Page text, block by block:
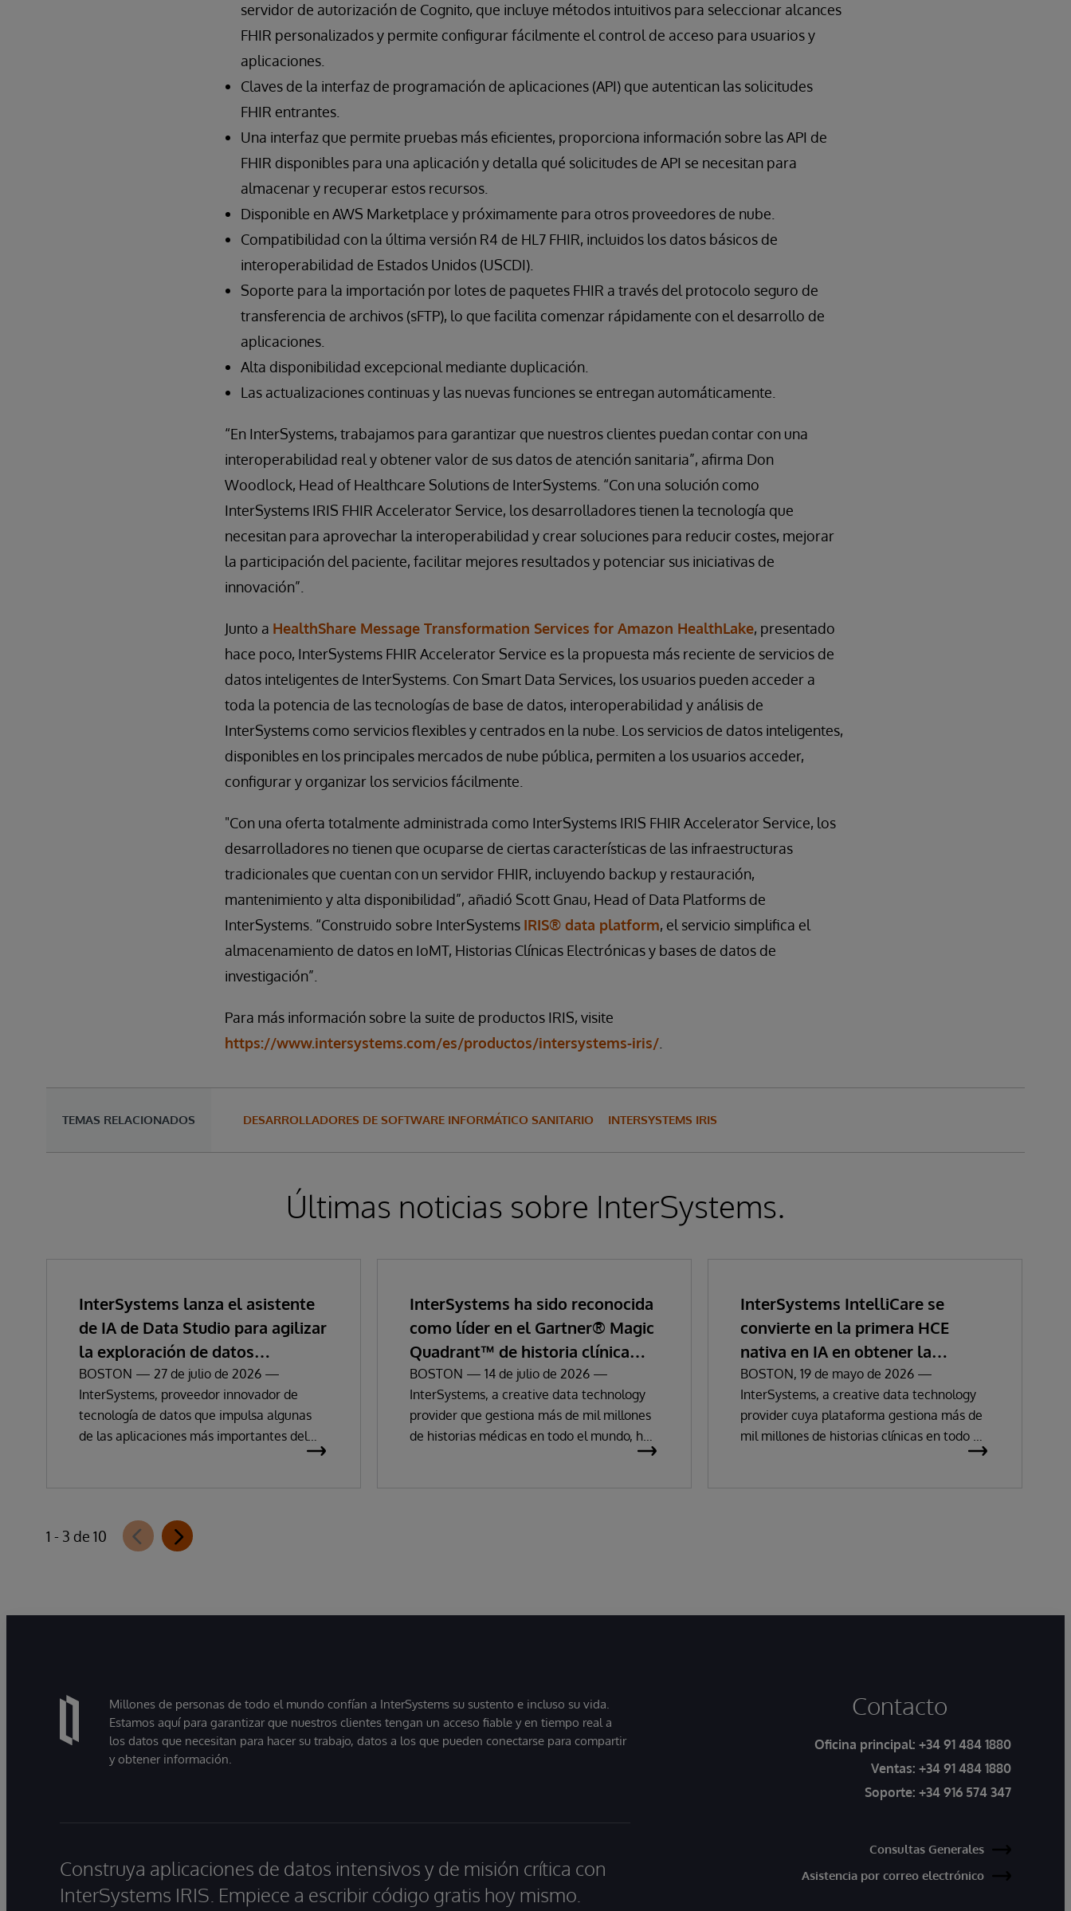
servidor de autorización de Cognito, que incluye métodos intuitivos para seleccionar alcances
FHIR personalizados y permite configurar fácilmente el control de acceso para usuarios y
aplicaciones.
Claves de la interfaz de programación de aplicaciones (API) que autentican las solicitudes
FHIR entrantes.
Una interfaz que permite pruebas más eficientes, proporciona información sobre las API de
FHIR disponibles para una aplicación y detalla qué solicitudes de API se necesitan para
almacenar y recuperar estos recursos.
Disponible en AWS Marketplace y próximamente para otros proveedores de nube.
Compatibilidad con la última versión R4 de HL7 FHIR, incluidos los datos básicos de
interoperabilidad de Estados Unidos (USCDI).
Soporte para la importación por lotes de paquetes FHIR a través del protocolo seguro de
transferencia de archivos (sFTP), lo que facilita comenzar rápidamente con el desarrollo de
aplicaciones.
Alta disponibilidad excepcional mediante duplicación.
Las actualizaciones continuas y las nuevas funciones se entregan automáticamente.
“En InterSystems, trabajamos para garantizar que nuestros clientes puedan contar con una
interoperabilidad real y obtener valor de sus datos de atención sanitaria”, afirma Don
Woodlock, Head of Healthcare Solutions de InterSystems. “Con una solución como
InterSystems IRIS FHIR Accelerator Service, los desarrolladores tienen la tecnología que
necesitan para aprovechar la interoperabilidad y crear soluciones para reducir costes, mejorar
la participación del paciente, facilitar mejores resultados y potenciar sus iniciativas de
innovación”.
Junto a HealthShare Message Transformation Services for Amazon HealthLake, presentado
hace poco, InterSystems FHIR Accelerator Service es la propuesta más reciente de servicios de
datos inteligentes de InterSystems. Con Smart Data Services, los usuarios pueden acceder a
toda la potencia de las tecnologías de base de datos, interoperabilidad y análisis de
InterSystems como servicios flexibles y centrados en la nube. Los servicios de datos inteligentes,
disponibles en los principales mercados de nube pública, permiten a los usuarios acceder,
configurar y organizar los servicios fácilmente.
"Con una oferta totalmente administrada como InterSystems IRIS FHIR Accelerator Service, los
desarrolladores no tienen que ocuparse de ciertas características de las infraestructuras
tradicionales que cuentan con un servidor FHIR, incluyendo backup y restauración,
mantenimiento y alta disponibilidad”, añadió Scott Gnau, Head of Data Platforms de
InterSystems. “Construido sobre InterSystems IRIS® data platform, el servicio simplifica el
almacenamiento de datos en IoMT, Historias Clínicas Electrónicas y bases de datos de
investigación”.
Para más información sobre la suite de productos IRIS, visite
https://www.intersystems.com/es/productos/intersystems-iris/
TEMAS RELACIONADOS DESARROLLADORES DE SOFTWARE INFORMÁTICO SANITARIO INTERSYSTEMS IRIS
Últimas noticias sobre InterSystems.
InterSystems lanza el asistente
de IA de Data Studio para agilizar
la exploración de datos
empresariales y la obtención de
información
BOSTON — 27 de julio de 2026 —
InterSystems, proveedor innovador de
tecnología de datos que impulsa algunas
de las aplicaciones más importantes del
mundo, ha anunciado hoy la disponibilidad
Data Studio basada en IA generativa que
permite a las organizaciones comprender,
proporcionar a estos sistemas acceso a
información fiable, actualizada y preparada
para su uso empresarial.
InterSystems ha sido reconocida
como líder en el Gartner® Magic
Quadrant™ de historia clínica
electrónica empresarial
BOSTON — 14 de julio de 2026 —
InterSystems, a creative data technology
provider que gestiona más de mil millones
de historias médicas en todo el mundo, ha
InterSystems IntelliCare se
convierte en la primera HCE
nativa en IA en obtener la
certificación del Reglamento
Europeo de Dispositivos Médicos
BOSTON, 19 de mayo de 2026 —
InterSystems, a creative data technology
provider cuya plataforma gestiona más de
mil millones de historias clínicas en todo el
mundo, ha anunciado que sus soluciones de
1 - 3 de 10
Millones de personas de todo el mundo confían a InterSystems su sustento e incluso su vida.
Estamos aquí para garantizar que nuestros clientes tengan un acceso fiable y en tiempo real a
los datos que necesitan para hacer su trabajo, datos a los que pueden conectarse para compartir
y obtener información.
Construya aplicaciones de datos intensivos y de misión crítica con
InterSystems IRIS. Empiece a escribir código gratis hoy mismo.
Contacto
Oficina principal: +34 91 484 1880
Ventas: +34 91 484 1880
Soporte: +34 916 574 347
Consultas Generales
Asistencia por correo electrónico